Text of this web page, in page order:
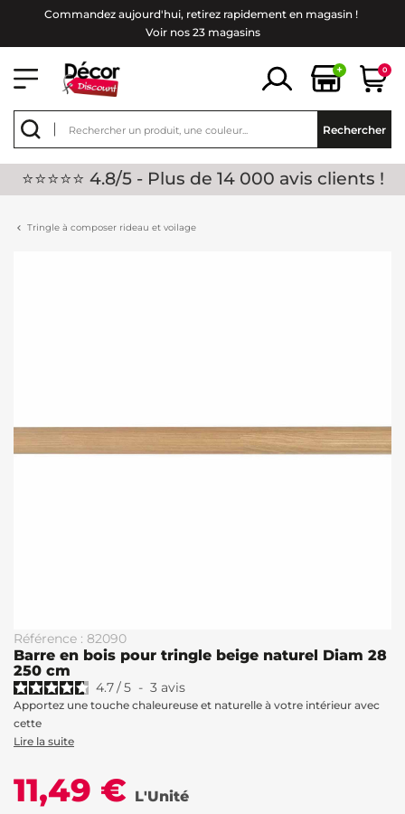
Commandez aujourd'hui, retirez rapidement en magasin !
Voir nos 23 magasins
+ 0
Rechercher
⭐⭐⭐⭐⭐ 4.8/5 - Plus de 14 000 avis clients !
Tringle à composer rideau et voilage
Référence : 82090
Barre en bois pour tringle beige naturel Diam 28
250 cm
4.7/5 - 3 avis
Apportez une touche chaleureuse et naturelle à votre intérieur avec
cette
Lire la suite
11,49 € L'Unité